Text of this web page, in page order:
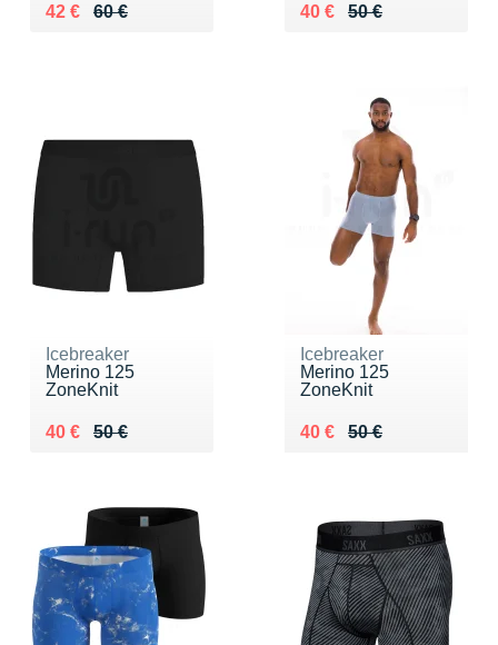
60 €
Au lieu de 60 €
42 €
Vendu 42 € 50 €
Au lieu de 50 €
40 €
Vendu 40 €
Icebreaker
Merino 125
ZoneKnit
50 €
Au lieu de 50 €
40 €
Vendu 40 €
Icebreaker
Merino 125
ZoneKnit
50 €
Au lieu de 50 €
40 €
Vendu 40 €